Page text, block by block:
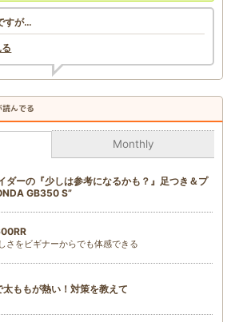
すが…
読んでる
Monthly
ダーの『少しは参考になるかも？』足つき＆プ
GB350 S”
さをビギナーからでも体感できる
太ももが熱い！対策を教えて